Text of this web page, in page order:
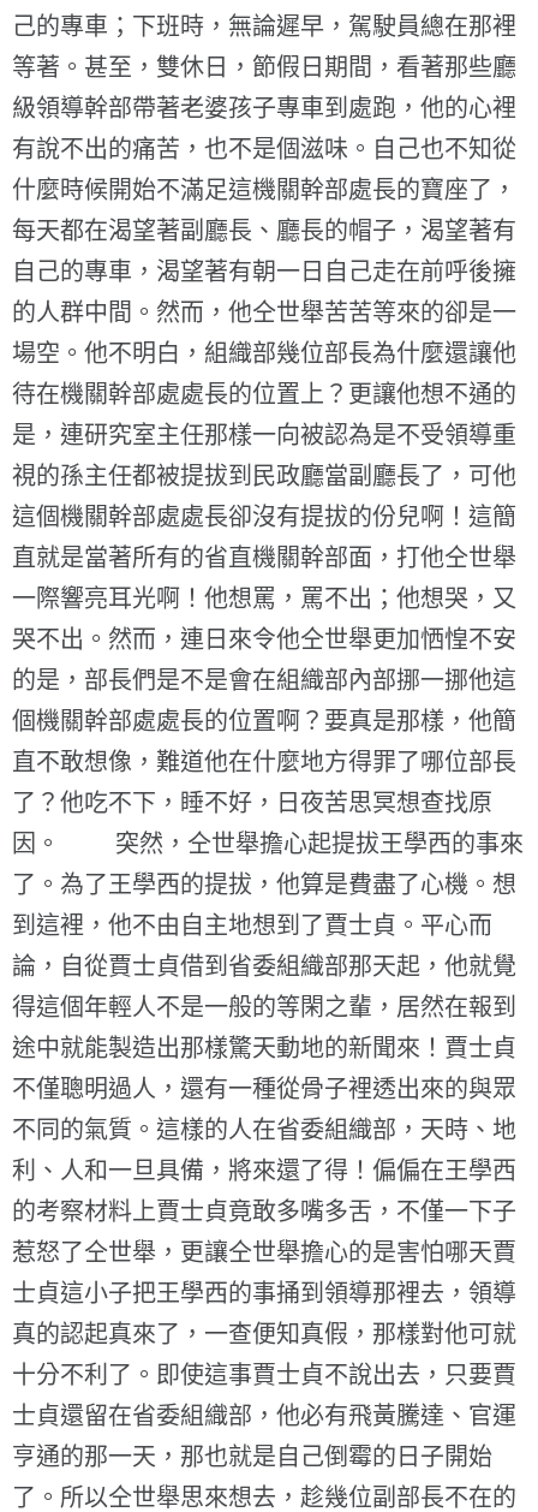
己的專車；下班時，無論遲早，駕駛員總在那裡
等著。甚至，雙休日，節假日期間，看著那些廳
級領導幹部帶著老婆孩子專車到處跑，他的心裡
有說不出的痛苦，也不是個滋味。自己也不知從
什麼時候開始不滿足這機關幹部處長的寶座了，
每天都在渴望著副廳長、廳長的帽子，渴望著有
自己的專車，渴望著有朝一日自己走在前呼後擁
的人群中間。然而，他仝世舉苦苦等來的卻是一
場空。他不明白，組織部幾位部長為什麼還讓他
待在機關幹部處處長的位置上？更讓他想不通的
是，連研究室主任那樣一向被認為是不受領導重
視的孫主任都被提拔到民政廳當副廳長了，可他
這個機關幹部處處長卻沒有提拔的份兒啊！這簡
直就是當著所有的省直機關幹部面，打他仝世舉
一際響亮耳光啊！他想罵，罵不出；他想哭，又
哭不出。然而，連日來令他仝世舉更加恓惶不安
的是，部長們是不是會在組織部內部挪一挪他這
個機關幹部處處長的位置啊？要真是那樣，他簡
直不敢想像，難道他在什麼地方得罪了哪位部長
了？他吃不下，睡不好，日夜苦思冥想查找原
因。 突然，仝世舉擔心起提拔王學西的事來
了。為了王學西的提拔，他算是費盡了心機。想
到這裡，他不由自主地想到了賈士貞。平心而
論，自從賈士貞借到省委組織部那天起，他就覺
得這個年輕人不是一般的等閑之輩，居然在報到
途中就能製造出那樣驚天動地的新聞來！賈士貞
不僅聰明過人，還有一種從骨子裡透出來的與眾
不同的氣質。這樣的人在省委組織部，天時、地
利、人和一旦具備，將來還了得！偏偏在王學西
的考察材料上賈士貞竟敢多嘴多舌，不僅一下子
惹怒了仝世舉，更讓仝世舉擔心的是害怕哪天賈
士貞這小子把王學西的事捅到領導那裡去，領導
真的認起真來了，一查便知真假，那樣對他可就
十分不利了。即使這事賈士貞不說出去，只要賈
士貞還留在省委組織部，他必有飛黃騰達、官運
亨通的那一天，那也就是自己倒霉的日子開始
了。所以仝世舉思來想去，趁幾位副部長不在的